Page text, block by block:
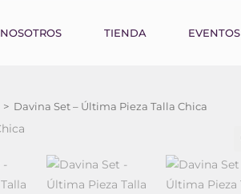
NOSOTROS TIENDA EVENTOS
> Davina Set – Última Pieza Talla Chica